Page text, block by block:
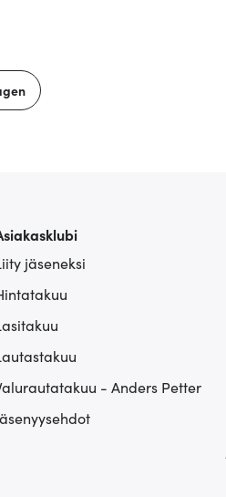
jäseneksi
- Anders Petter